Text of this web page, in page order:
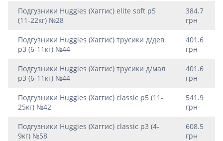
Подгузники Huggies (Хаггис) elite soft р5
(11-22кг) №28
384.7
грн
Подгузники Huggies (Хаггис) трусики д/дев
р3 (6-11кг) №44
401.6
грн
Подгузники Huggies (Хаггис) трусики д/мал
р3 (6-11кг) №44
401.6
грн
Подгузники Huggies (Хаггис) classic р5 (11-
25кг) №42
541.9
грн
Подгузники Huggies (Хаггис) classic р3 (4-
9кг) №58
608.5
грн